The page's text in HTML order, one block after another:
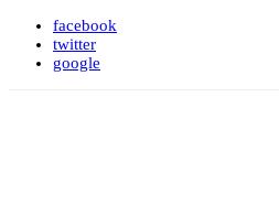
facebook
twitter
google